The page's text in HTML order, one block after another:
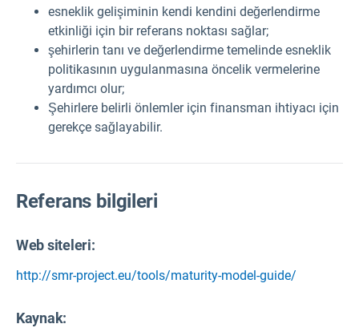
esneklik gelişiminin kendi kendini değerlendirme
etkinliği için bir referans noktası sağlar;
şehirlerin tanı ve değerlendirme temelinde esneklik
politikasının uygulanmasına öncelik vermelerine
yardımcı olur;
Şehirlere belirli önlemler için finansman ihtiyacı için
gerekçe sağlayabilir.
Referans bilgileri
Web siteleri:
http://smr-project.eu/tools/maturity-model-guide/
Kaynak: